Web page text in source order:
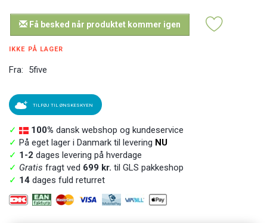
Få besked når produktet kommer igen
IKKE PÅ LAGER
Fra: 5five
TILFØJ TIL ØNSKESKYEN
✓ 100% dansk webshop og kundeservice
✓ På eget lager i Danmark til levering NU
✓ 1-2 dages levering på hverdage
✓ Gratis fragt ved 699 kr. til GLS pakkeshop
✓ 14 dages fuld returret